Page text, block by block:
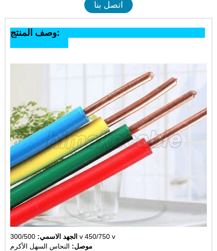
اتصل بنا
وصف المنتج:
الجهد الاسمي: 300/500 v 450/750 v
موصل: النحاس السهل الأكرم